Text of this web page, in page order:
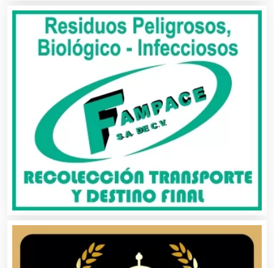
Alquiler de Sillas y Mesas
Alquiler de Trajes de Etiqueta
Alta Costura
Aluminio
Análisis Clínicos